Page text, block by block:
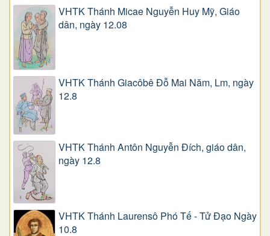
VHTK Thánh Micae Nguyễn Huy Mỹ, Giáo
dân, ngày 12.08
VHTK Thánh Giacôbê Ðỗ Mai Năm, Lm, ngày
12.8
VHTK Thánh Antôn Nguyễn Ðích, giáo dân,
ngày 12.8
VHTK Thánh Laurensô Phó Tế - Tử Đạo Ngày
10.8